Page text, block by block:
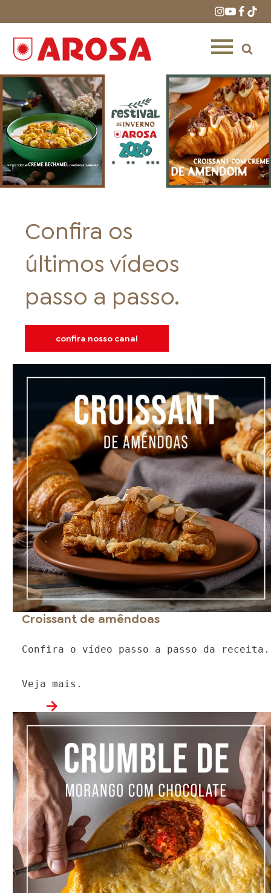
HOME RECEITAS PRODUTOS
FOOD SERVICE EMPRESA
INVERNO SAC ACESSO PARA PARCEIROS
Confira os
últimos vídeos
passo a passo.
confira nosso canal
Croissant de amêndoas
Confira o vídeo passo a passo da receita.
Veja mais.